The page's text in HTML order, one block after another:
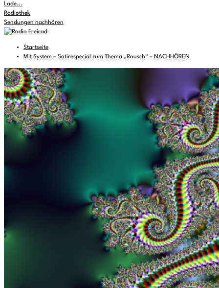
Lade...
Radiothek
Sendungen nachhören
Startseite
Mit System – Satirespecial zum Thema „Rausch“ – NACHHÖREN